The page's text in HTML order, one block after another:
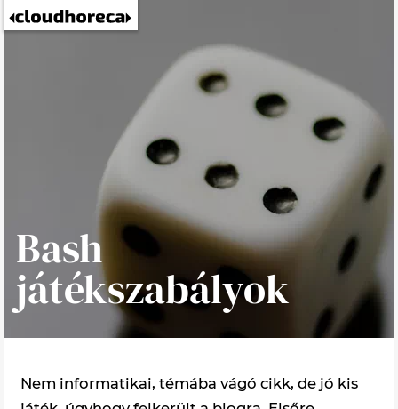
Bash
játékszabályok
Nem informatikai, témába vágó cikk, de jó kis